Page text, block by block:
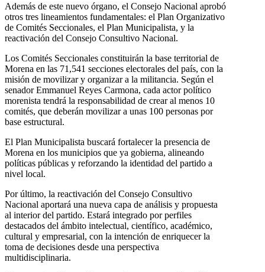
Además de este nuevo órgano, el Consejo Nacional aprobó
otros tres lineamientos fundamentales: el Plan Organizativo
de Comités Seccionales, el Plan Municipalista, y la
reactivación del Consejo Consultivo Nacional.
Los Comités Seccionales constituirán la base territorial de
Morena en las 71,541 secciones electorales del país, con la
misión de movilizar y organizar a la militancia. Según el
senador Emmanuel Reyes Carmona, cada actor político
morenista tendrá la responsabilidad de crear al menos 10
comités, que deberán movilizar a unas 100 personas por
base estructural.
El Plan Municipalista buscará fortalecer la presencia de
Morena en los municipios que ya gobierna, alineando
políticas públicas y reforzando la identidad del partido a
nivel local.
Por último, la reactivación del Consejo Consultivo
Nacional aportará una nueva capa de análisis y propuesta
al interior del partido. Estará integrado por perfiles
destacados del ámbito intelectual, científico, académico,
cultural y empresarial, con la intención de enriquecer la
toma de decisiones desde una perspectiva
multidisciplinaria.